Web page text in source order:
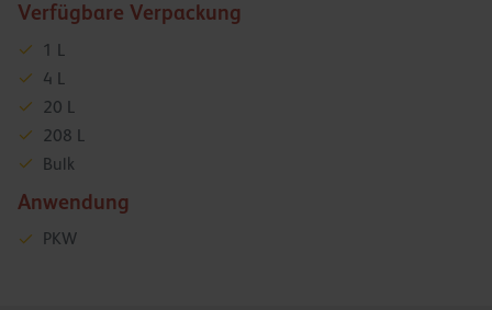
Verfügbare Verpackung
1 L
4 L
20 L
208 L
Bulk
Anwendung
PKW